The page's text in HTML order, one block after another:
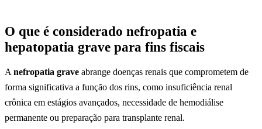
O que é considerado nefropatia e
hepatopatia grave para fins fiscais
A nefropatia grave abrange doenças renais que comprometem de
forma significativa a função dos rins, como insuficiência renal
crônica em estágios avançados, necessidade de hemodiálise
permanente ou preparação para transplante renal.